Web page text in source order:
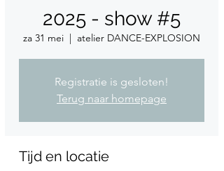
2025 - show #5
za 31 mei
  |
atelier DANCE-EXPLOSION
Registratie is gesloten!
Terug naar homepage
Tijd en locatie